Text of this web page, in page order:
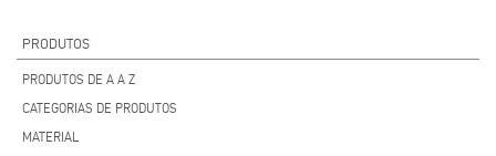
PRODUTOS
PRODUTOS DE A A Z
CATEGORIAS DE PRODUTOS
MATERIAL